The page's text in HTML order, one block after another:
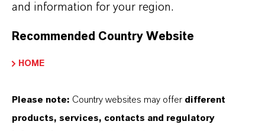
and information for your region.
Recommended Country Website
HOME
Please note: Country websites may offer different
products, services, contacts and regulatory